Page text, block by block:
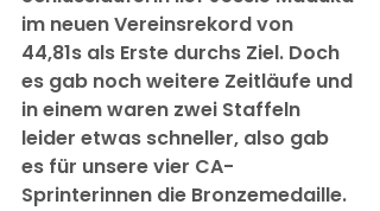
im neuen Vereinsrekord von
44,81s als Erste durchs Ziel. Doch
es gab noch weitere Zeitläufe und
in einem waren zwei Staffeln
leider etwas schneller, also gab
es für unsere vier CA-
Sprinterinnen die Bronzemedaille.